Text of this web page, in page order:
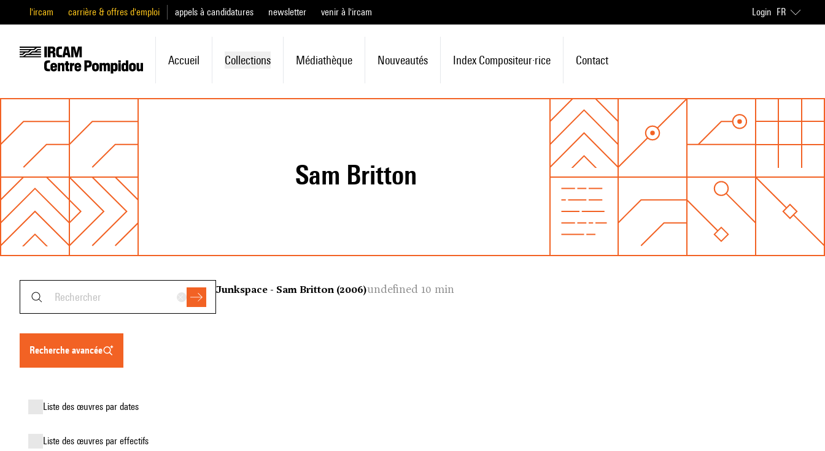
l'ircam carrière & offres d'emploi appels à candidatures newsletter venir à l'ircam Login FR
Accueil Collections Médiathèque Nouveautés Index Compositeur·rice Contact
Sam Britton
recherche avancée
liste des œuvres par dates
liste des œuvres par effectifs
Junkspace - Sam Britton (2006)undefined 10 min